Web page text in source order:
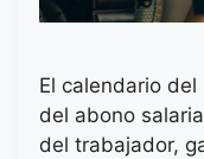
El calendario del
del abono
del trabajador,